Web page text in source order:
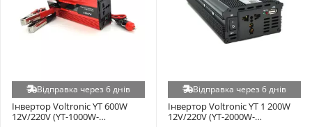
Відправка через 6 днів
Інвертор Voltronic YT 600W
12V/220V (YT-1000W-
Відправка через 6 днів
Інвертор Voltronic YT 1 200W
12V/220V (YT-2000W-